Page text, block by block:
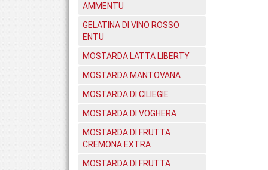
AMMENTU
GELATINA DI VINO ROSSO
ENTU
MOSTARDA LATTA LIBERTY
MOSTARDA MANTOVANA
MOSTARDA DI CILIEGIE
MOSTARDA DI VOGHERA
MOSTARDA DI FRUTTA
CREMONA EXTRA
MOSTARDA DI FRUTTA